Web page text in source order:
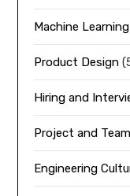
Machine
Product Design
Hiring and
Project and
Engineering